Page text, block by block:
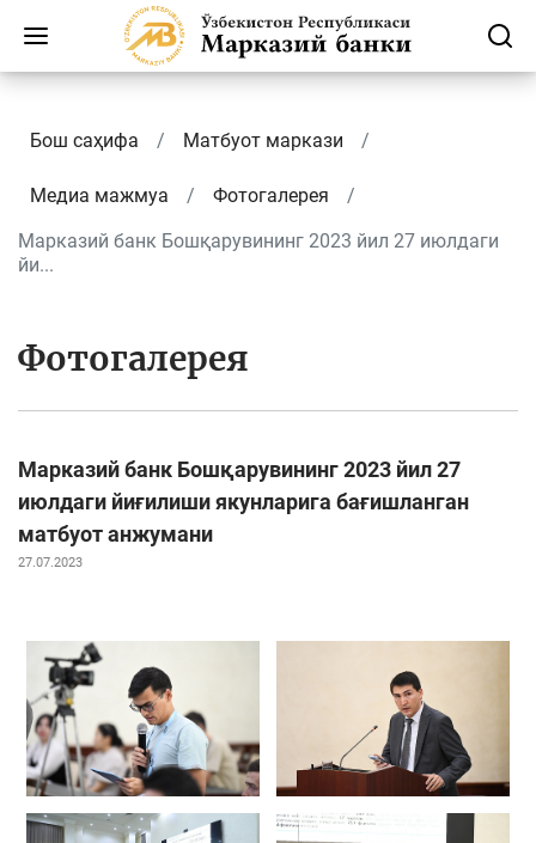
Бош саҳифа Матбуот маркази
Медиа мажмуа
Фотогалерея
Марказий банк Бошқарувининг 2023 йил 27 июлдаги
йи...
Фотогалерея
Марказий банк Бошқарувининг 2023 йил 27
июлдаги йиғилиши якунларига бағишланган
матбуот анжумани
27.07.2023